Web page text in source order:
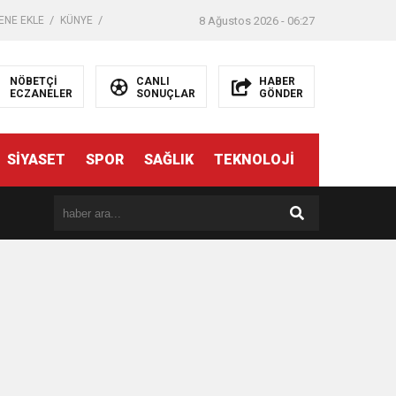
EKLE KÜNYE 8 Ağustos 2026 - 06:27
NÖBETÇİ
ECZANELER
CANLI
SONUÇLAR
HABER
GÖNDER
SİYASET SPOR SAĞLIK TEKNOLOJİ